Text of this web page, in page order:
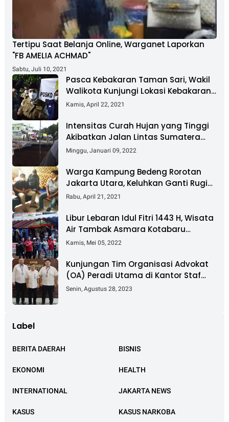
Tertipu Saat Belanja Online, Warganet Laporkan
"FB AMELIA ACHMAD"
Sabtu, Juli 10, 2021
Pasca Kebakaran Taman Sari, Wakil
Walikota Kunjungi Lokasi Kebakaran
Dan Salurkan Bantuan
Kamis, April 22, 2021
Intensitas Curah Hujan yang Tinggi
Akibatkan Jalan Lintas Sumatera
Nyaris Putus
Minggu, Januari 09, 2022
Warga Kampung Bedeng Rorotan
Jakarta Utara, Keluhkan Ganti Rugi
Pembebasan Lahan Tol Cibitung -
Rabu, April 21, 2021
Libur Lebaran Idul Fitri 1443 H, Wisata
Air Tambak Asmara Kotabaru
Dipadati Ribuan Pengunjung
Kamis, Mei 05, 2022
Kunjungan Tim Organisasi Advokat
(OA) Peradi Utama di Kantor Staf
Kepresidenan RI Istana Negara
Senin, Agustus 28, 2023
Label
BERITA DAERAH BISNIS
EKONOMI HEALTH
INTERNATIONAL JAKARTA NEWS
KASUS KASUS NARKOBA